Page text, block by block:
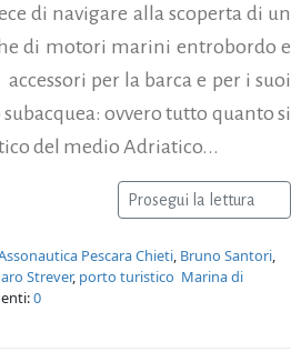
di navigare alla scoperta di un
di motori marini entrobordo e
per la barca e per i suoi
ovvero tutto quanto si
del medio Adriatico...
Prosegui la lettura
Pescara Chieti, Bruno Santori,
Strever, porto turistico Marina di
0